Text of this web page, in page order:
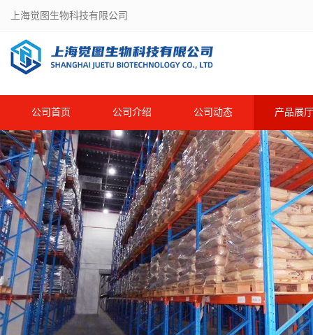
上海觉图生物科技有限公司
公司首页 公司介绍 公司动态 产品展厅